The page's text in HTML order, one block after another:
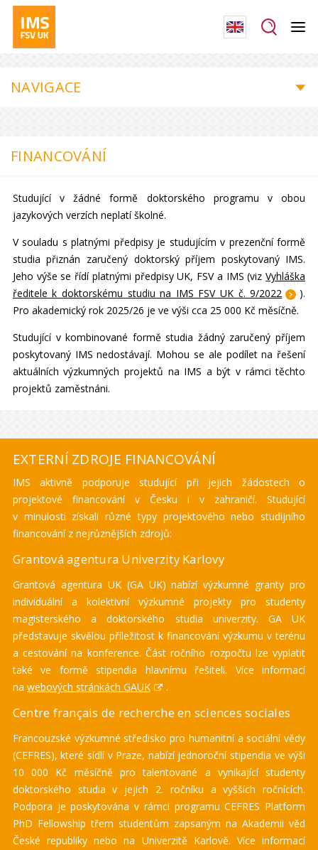
NAVIGACE
FINANCOVÁNÍ
Studující v žádné formě doktorského programu v obou
jazykových verzích neplatí školné.
V souladu s platnými předpisy je studujícím v prezenční formě
studia přiznán zaručený doktorský příjem poskytovaný IMS.
Jeho výše se řídí platnými předpisy UK, FSV a IMS (vizVyhláška
ředitele k doktorskému studiu na IMS FSV UK č. 9/2022
).
Pro akademický rok 2025/26 je ve výši cca 25 000 Kč měsíčně.
Studující v kombinované formě studia žádný zaručený příjem
poskytovaný IMS nedostávají. Mohou se ale podílet na řešení
aktuálních výzkumných projektů na IMS a být v rámci těchto
projektů zaměstnáni.
EXTERNÍ ZDROJE FINANCOVÁNÍ
IMS aktivně podporuje studující při jejich žádostech o
projektové financování v Česku i v zahraničí. Studující
v minulosti získali různé typy projektového nebo studijního
financování z nejrůznějších zdrojů:
Grantová agentura Univerzity Karlovy
Grantová agentura UK (GA UK) nabízí výzkumné granty pro
individuální a kolektivní výzkumné projekty pro studenty
magisterského a doktorského studia univerzity. GA UK
představuje skvělou příležitost k financování výzkumu v terénu
a cestování na konference. Část ročního rozpočtu lze vyplatit
také ve formě stipendia hlavnímu řešiteli. Více informací
na webových stránkách GAUK .
Centre français de recherche en sciences sociales
Francouzské výzkumné středisko pro humanitní a sociální vědy
(CEFRES), které sídlí v Praze, nabízí jednoroční stipendia ve výši
10 000 Kč měsíčně pro talentované a vynikající studenty
doktorského studia v jejich 2. ročníku a vyšších ročnících.
Podpora je poskytována v rámci programu CEFRES Platform
PhD Fellowship třem studentům zapsaným na Akademii věd
České republiky nebo na Univerzitě Karlově. Více informací